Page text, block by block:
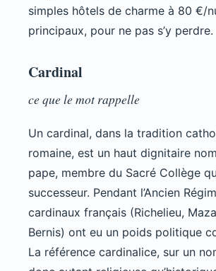
simples hôtels de charme à 80 €/
principaux, pour ne pas s’y perdre.
Cardinal
ce que le mot rappelle
Un cardinal, dans la tradition
romaine, est un haut dignitaire
pape, membre du Sacré Collège
successeur. Pendant l’Ancien
cardinaux français (Richelieu,
Bernis) ont eu un poids politique
La référence cardinalice, sur un